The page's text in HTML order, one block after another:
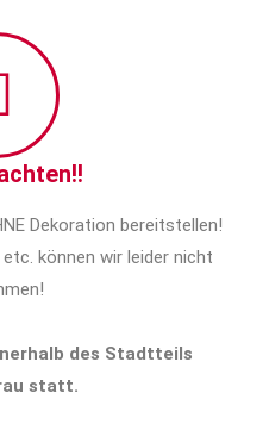
Dekoration bereitstellen!
können wir leider nicht
des Stadtteils
statt.